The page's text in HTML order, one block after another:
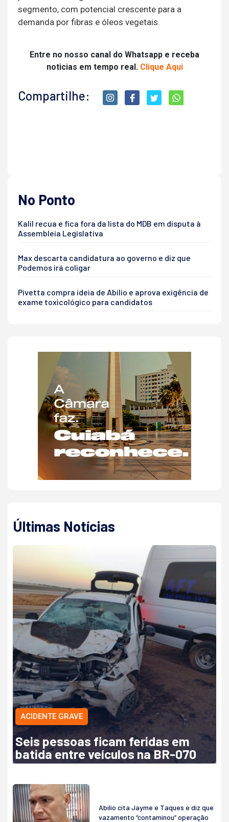
segmento, com potencial crescente para a
demanda por fibras e óleos vegetais.
Entre no nosso canal do Whatsapp e receba
noticias em tempo real. Clique Aqui
Compartilhe:
No Ponto
Kalil recua e fica fora da lista do MDB em disputa à
Assembleia Legislativa
Max descarta candidatura ao governo e diz que
Podemos irá coligar
Pivetta compra ideia de Abilio e aprova exigência de
exame toxicológico para candidatos
Últimas Notícias
ACIDENTE GRAVE
Seis pessoas ficam feridas em
batida entre veículos na BR-070
Abilio cita Jayme e Taques e diz que
vazamento “contaminou” operação